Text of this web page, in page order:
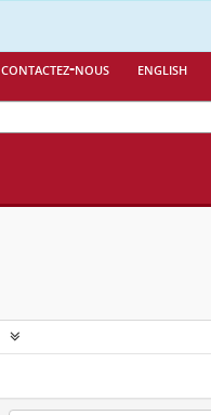
contactez-nous english